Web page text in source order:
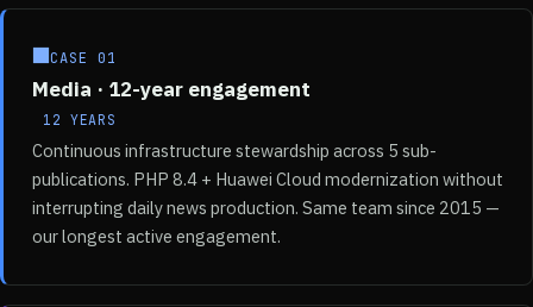
■CASE 01
Media · 12-year engagement
12 YEARS
Continuous infrastructure stewardship across 5 sub-
publications. PHP 8.4 + Huawei Cloud modernization without
interrupting daily news production. Same team since 2015 —
our longest active engagement.